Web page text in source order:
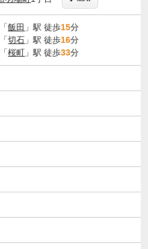
「飯田 」駅 徒歩15分
「切石 」駅 徒歩16分
「桜町 」駅 徒歩33分